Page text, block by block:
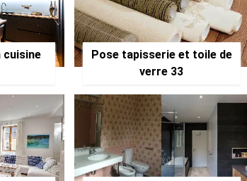
cuisine
Pose tapisserie et toile de
verre 33